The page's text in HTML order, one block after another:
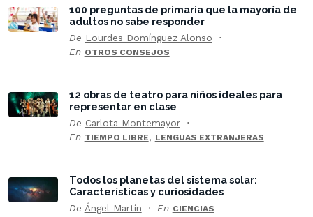
100 preguntas de primaria que la mayoría de
adultos no sabe responder
De Lourdes Domínguez Alonso
En OTROS CONSEJOS
12 obras de teatro para niños ideales para
representar en clase
De Carlota Montemayor
En TIEMPO LIBRE, LENGUAS EXTRANJERAS
Todos los planetas del sistema solar:
Características y curiosidades
De Ángel Martín En CIENCIAS